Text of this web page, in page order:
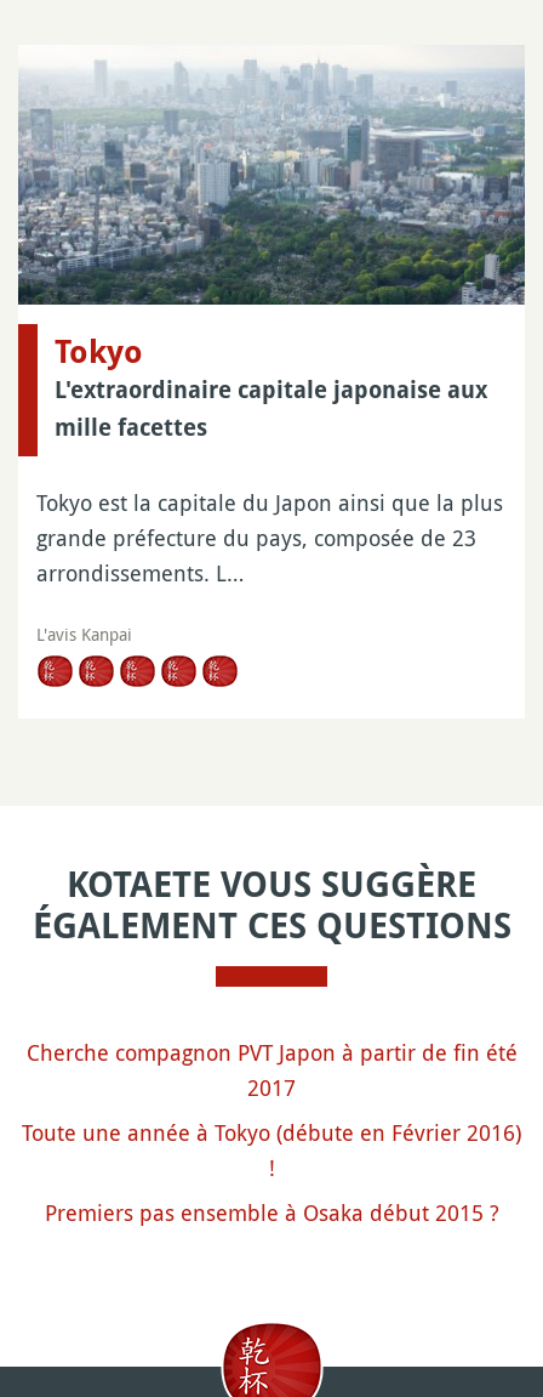
Tokyo
L'extraordinaire capitale japonaise aux
mille facettes
Tokyo est la capitale du Japon ainsi que la plus
grande préfecture du pays, composée de 23
arrondissements. L…
L'avis Kanpai
KOTAETE VOUS SUGGÈRE
ÉGALEMENT CES QUESTIONS
Cherche compagnon PVT Japon à partir de fin été
2017
Toute une année à Tokyo (débute en Février 2016)
!
Premiers pas ensemble à Osaka début 2015 ?